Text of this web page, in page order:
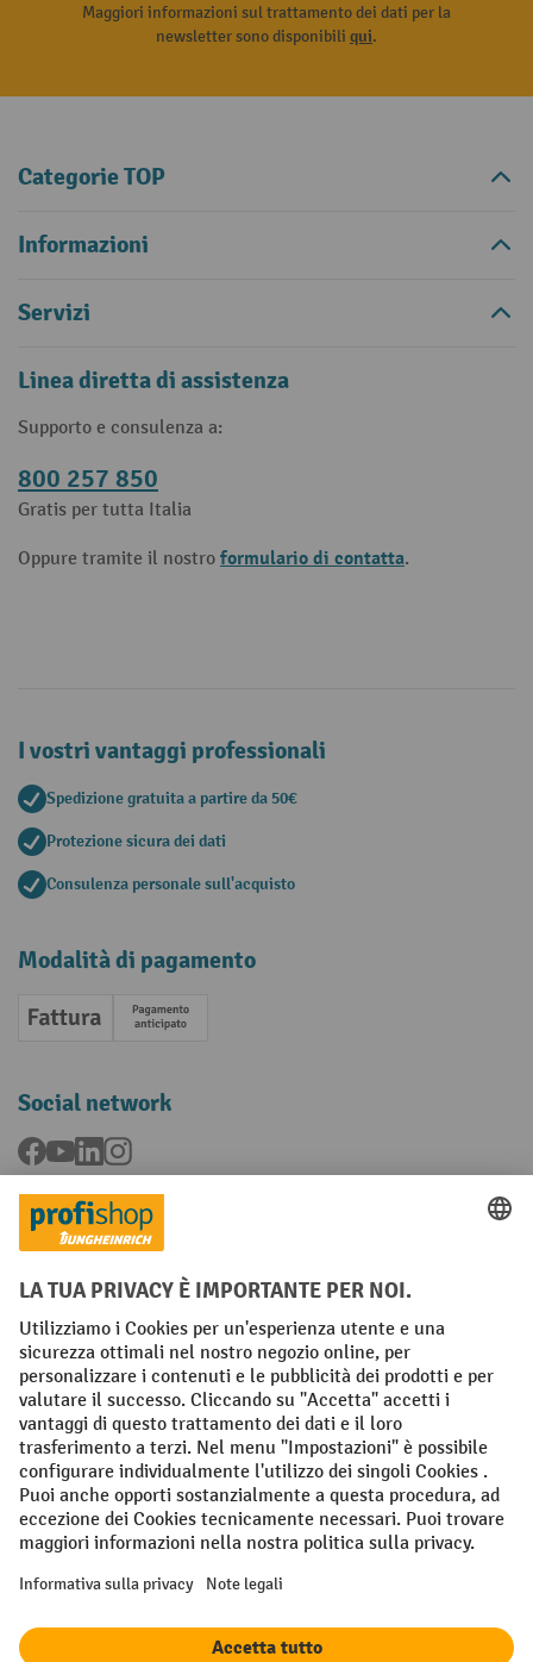
Maggiori informazioni sul trattamento dei dati per la
newsletter sono disponibili qui.
Categorie TOP
Informazioni
Servizi
Linea diretta di assistenza
Supporto e consulenza a:
800 257 850
Gratis per tutta Italia
Oppure tramite il nostro formulario di contatta.
I vostri vantaggi professionali
Spedizione gratuita a partire da 50€
Protezione sicura dei dati
Consulenza personale sull'acquisto
Modalità di pagamento
Fattura Pagamento anticipato
Social network
Facebook
YouTubeLinkedInInstagram
Condizioni Generali di Vendita
Dichiarazione di protezione dei dati Impronta
Impostazioni sulla privacy
All prices excl. VAT plusshipping costsand possible delivery charges,
if not stated otherwise.
¹ Lo sconto è valido fino a esaurimento scorte. Lo sconto non si applica
ai prezzi speciali. Non è possibile la combinazione con altri sconti o
buoni in percentuale. | ² Lo sconto viene concesso una sola volta al
per 10 giorni e può essere riscosso online a partire da un valore netto
categoria di prodotto ed è fino al 10%. Sono esclusi i transpallet
elettrici, i carrelli elevatori elettrici, i carrelli elevatori frontali